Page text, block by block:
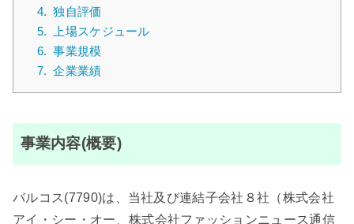
4. 独自評価
5.
上場スケジュール
6. 事業規模
7. 企業業績
事業内容(概要)
バルコス(7790)は、当社及び連結子会社８社（株式会社
アイ・シー・オー、株式会社ファッションニュース通信